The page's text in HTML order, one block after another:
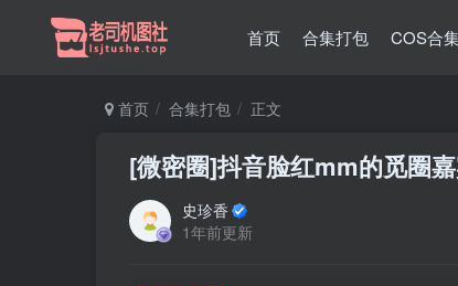
首页 合集打包 COS合
首页 合集打包 正文
[微密圈]抖音脸红mm的觅圈
史珍香
1年前更新